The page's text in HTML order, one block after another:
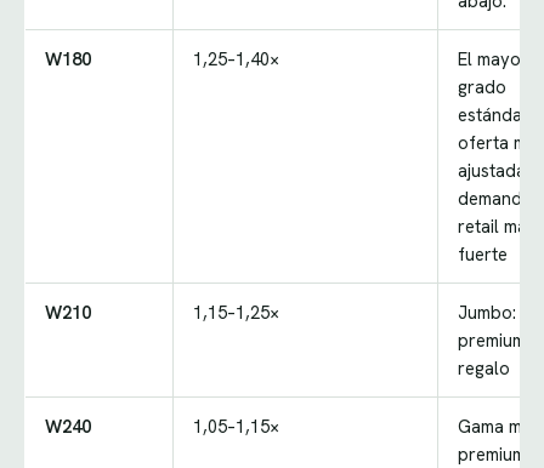
W180 1,25–1,40×
El mayor
grado
estándar,
oferta más
ajustada,
demanda
retail más
fuerte
W210 1,15–1,25×
Jumbo:
premium y
regalo
W240 1,05–1,15×
Gama
premium,